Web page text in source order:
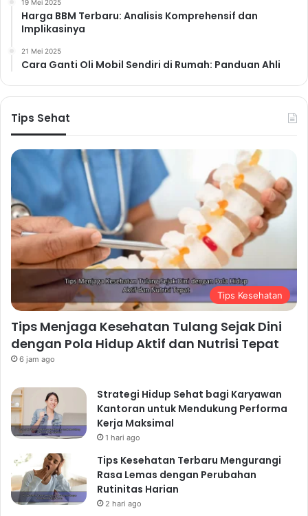
19 Mei 2025
Harga BBM Terbaru: Analisis Komprehensif dan
Implikasinya
21 Mei 2025
Cara Ganti Oli Mobil Sendiri di Rumah: Panduan Ahli
Tips Sehat
Tips Kesehatan
Tips Menjaga Kesehatan Tulang Sejak Dini
dengan Pola Hidup Aktif dan Nutrisi Tepat
6 jam ago
Strategi Hidup Sehat bagi Karyawan
Kantoran untuk Mendukung Performa
Kerja Maksimal
1 hari ago
Tips Kesehatan Terbaru Mengurangi
Rasa Lemas dengan Perubahan
Rutinitas Harian
2 hari ago